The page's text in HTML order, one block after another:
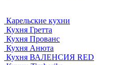
Карельские кухни
Кухня Гретта
Кухня Прованс
Кухня Анюта
Кухня ВАЛЕНСИЯ RED